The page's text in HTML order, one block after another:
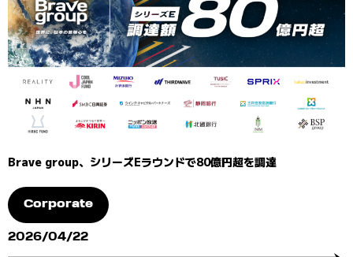
Brave group、シリーズEラウンドで80億円超を調達
Corporate
2026/04/22